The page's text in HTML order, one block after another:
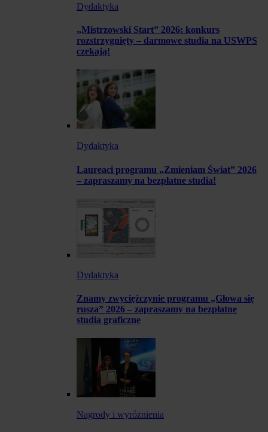
Dydaktyka
„Mistrzowski Start” 2026: konkurs
rozstrzygnięty – darmowe studia na USWPS
czekają!
Dydaktyka
Laureaci programu „Zmieniam Świat” 2026
– zapraszamy na bezpłatne studia!
Dydaktyka
Znamy zwyciężczynie programu „Głowa się
rusza” 2026 – zapraszamy na bezpłatne
studia graficzne
Nagrody i wyróżnienia